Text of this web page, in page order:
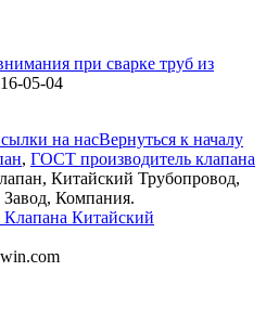
при сварке труб из
05-04
на насВернуться к началу
, ГОСТ производитель клапана
Китайский Трубопровод,
Компания.
Китайский